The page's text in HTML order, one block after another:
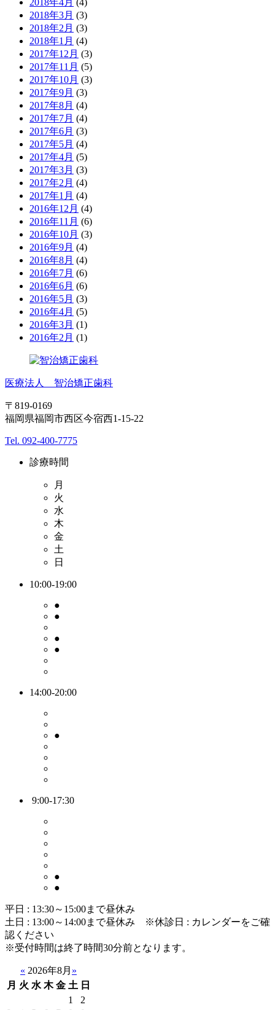
2018年4月 (4)
2018年3月 (3)
2018年2月 (3)
2018年1月 (4)
2017年12月 (3)
2017年11月 (5)
2017年10月 (3)
2017年9月 (3)
2017年8月 (4)
2017年7月 (4)
2017年6月 (3)
2017年5月 (4)
2017年4月 (5)
2017年3月 (3)
2017年2月 (4)
2017年1月 (4)
2016年12月 (4)
2016年11月 (6)
2016年10月 (3)
2016年9月 (4)
2016年8月 (4)
2016年7月 (6)
2016年6月 (6)
2016年5月 (3)
2016年4月 (5)
2016年3月 (1)
2016年2月 (1)
医療法人 智治矯正歯科
〒819-0169
福岡県福岡市西区今宿西1-15-22
Tel. 092-400-7775
診療時間
月
火
水
木
金
土
日
10:00-19:00
●
●
●
●
14:00-20:00
●
9:00-17:30
●
●
平日 : 13:30～15:00まで昼休み
土日 : 13:00～14:00まで昼休み
※休診日 : カレンダーをご確
認ください
※受付時間は終了時間30分前となります。
« 2026年8月 »
月 火 水 木 金 土 日
1
2